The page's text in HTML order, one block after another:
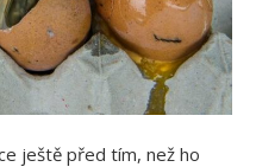
ještě před tím, než ho